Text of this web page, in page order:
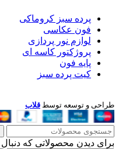
پرده سبز کروماکی
فون عکاسی
لوازم نور پردازی
پروژکتور کاسه ای
پایه فون
کیت پرده سبز
طراحی و توسعه توسط قلاب
برای دیدن محصولاتی که